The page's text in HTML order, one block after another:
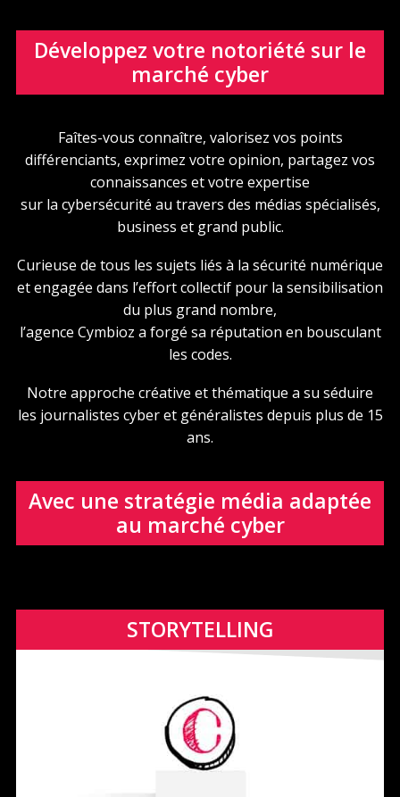
Développez votre notoriété sur le
marché cyber
Faîtes-vous connaître, valorisez vos points
différenciants, exprimez votre opinion, partagez vos
connaissances et votre expertise
sur la cybersécurité au travers des médias spécialisés,
business et grand public.
Curieuse de tous les sujets liés à la sécurité numérique
et engagée dans l’effort collectif pour la sensibilisation
du plus grand nombre,
l’agence Cymbioz a forgé sa réputation en bousculant
les codes.
Notre approche créative et thématique a su séduire
les journalistes cyber et généralistes depuis plus de 15
ans.
Avec une stratégie média adaptée
au marché cyber
STORYTELLING